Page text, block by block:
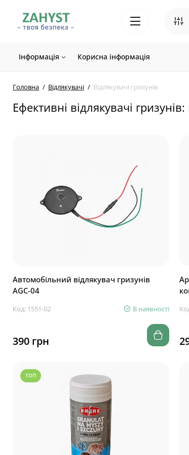
Інформація Корисна інформація
Головна Відлякувачі Відлякувачі гризунів
Ефективні відлякувачі
Автомобільний відлякувач гризунів
AGC-04
Код: 1551-02 В наявності
390 грн
ТОП